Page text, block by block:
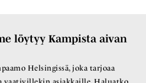
löytyy Kampista aivan
Helsingissä, joka tarjoaa